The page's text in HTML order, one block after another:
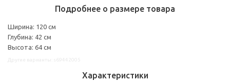
Подробнее о размере товара
Ширина: 120 см
Глубина: 42 см
Высота: 64 см
Характеристики